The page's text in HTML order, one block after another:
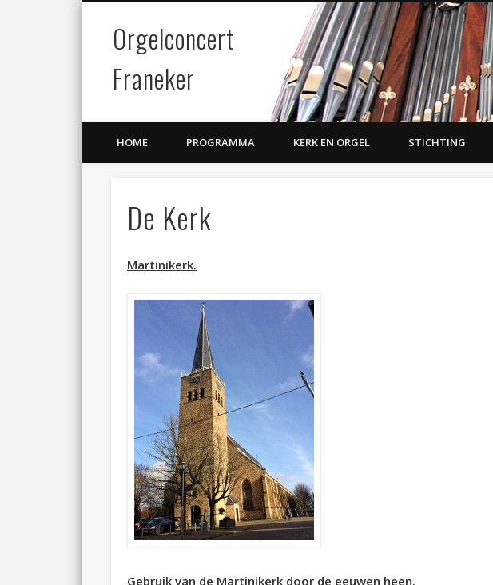
Orgelconcert
Franeker
Twitter
HOME PROGRAMMA KERK EN ORGEL STICHTING
De Kerk
Martinikerk.
Gebruik van de Martinikerk door de eeuwen heen.